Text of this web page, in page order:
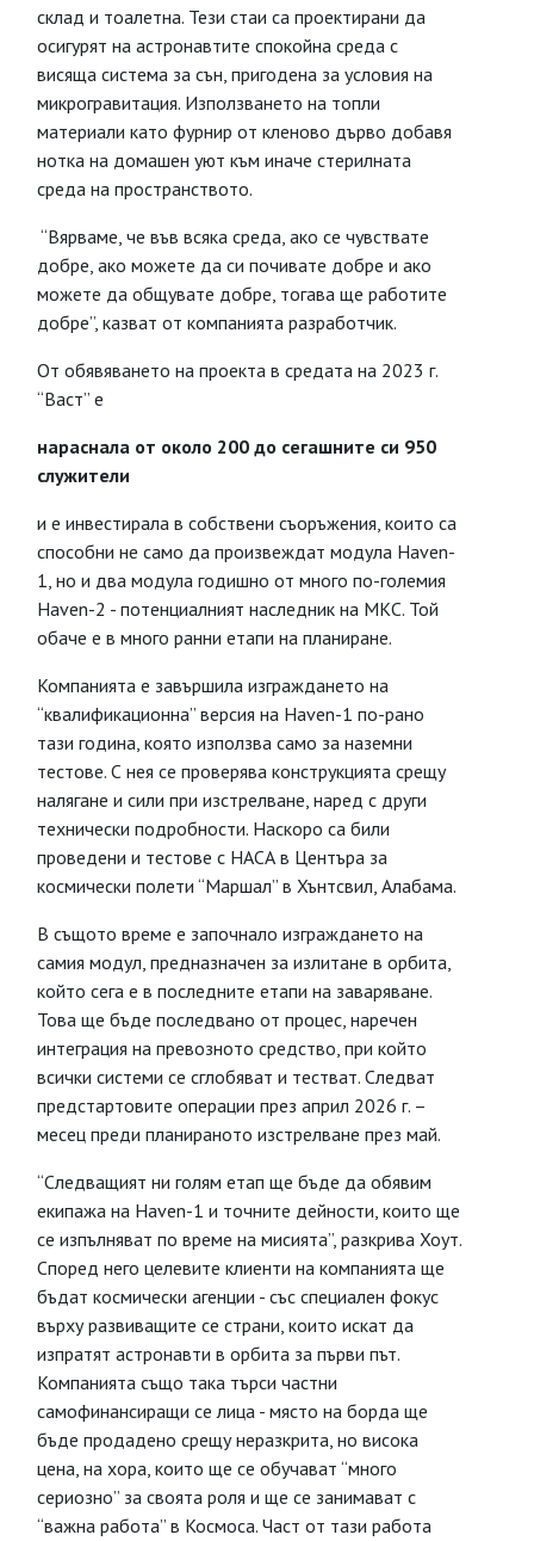
склад и тоалетна. Тези стаи са проектирани да
осигурят на астронавтите спокойна среда с
висяща система за сън, пригодена за условия на
микрогравитация. Използването на топли
материали като фурнир от кленово дърво добавя
нотка на домашен уют към иначе стерилната
среда на пространството.
“Вярваме, че във всяка среда, ако се чувствате
добре, ако можете да си почивате добре и ако
можете да общувате добре, тогава ще работите
добре”, казват от компанията разработчик.
От обявяването на проекта в средата на 2023 г.
“Васт” е
нараснала от около 200 до сегашните си 950
служители
и е инвестирала в собствени съоръжения, които са
способни не само да произвеждат модула Haven-
1, но и два модула годишно от много по-големия
Haven-2 - потенциалният наследник на МКС. Той
обаче е в много ранни етапи на планиране.
Компанията е завършила изграждането на
“квалификационна” версия на Haven-1 по-рано
тази година, която използва само за наземни
тестове. С нея се проверява конструкцията срещу
налягане и сили при изстрелване, наред с други
технически подробности. Наскоро са били
проведени и тестове с НАСА в Центъра за
космически полети “Маршал” в Хънтсвил, Алабама.
В същото време е започнало изграждането на
самия модул, предназначен за излитане в орбита,
който сега е в последните етапи на заваряване.
Това ще бъде последвано от процес, наречен
интеграция на превозното средство, при който
всички системи се сглобяват и тестват. Следват
предстартовите операции през април 2026 г. –
месец преди планираното изстрелване през май.
“Следващият ни голям етап ще бъде да обявим
екипажа на Haven-1 и точните дейности, които ще
се изпълняват по време на мисията”, разкрива Хоут.
Според него целевите клиенти на компанията ще
бъдат космически агенции - със специален фокус
върху развиващите се страни, които искат да
изпратят астронавти в орбита за първи път.
Компанията също така търси частни
самофинансиращи се лица - място на борда ще
бъде продадено срещу неразкрита, но висока
цена, на хора, които ще се обучават “много
сериозно” за своята роля и ще се занимават с
“важна работа” в Космоса. Част от тази работа